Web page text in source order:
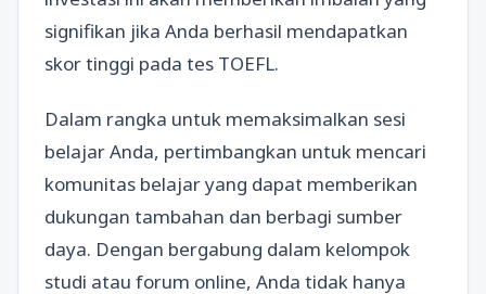
signifikan jika Anda berhasil mendapatkan
skor tinggi pada tes TOEFL.
Dalam rangka untuk memaksimalkan sesi
belajar Anda, pertimbangkan untuk mencari
komunitas belajar yang dapat memberikan
dukungan tambahan dan berbagi sumber
daya. Dengan bergabung dalam kelompok
studi atau forum online, Anda tidak hanya